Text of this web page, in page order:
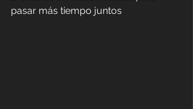
pasar más tiempo juntos